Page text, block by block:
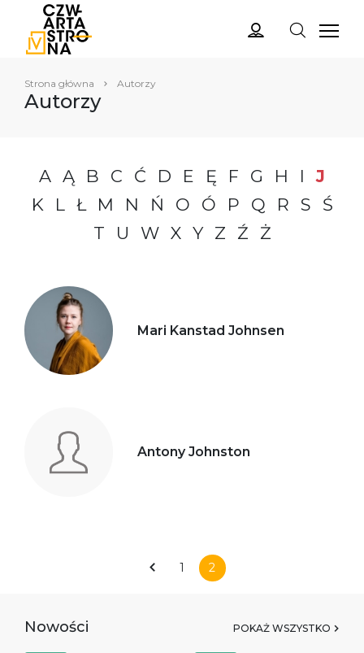
Strona główna Autorzy
Autorzy
A Ą B C Ć D E Ę F G H I
J
K
L Ł M N Ń O Ó P Q R S
Ś
T
U W X Y Z Ź Ż
Mari Kanstad Johnsen
Antony Johnston
1 2
Nowości POKAŻ WSZYSTKO